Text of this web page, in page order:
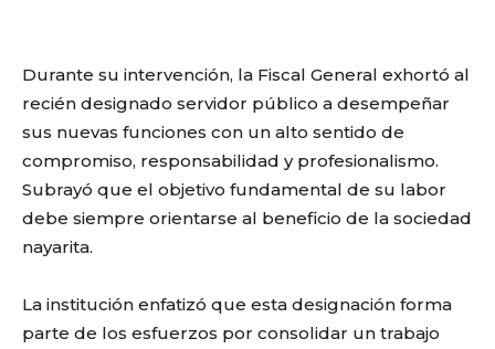
Durante su intervención, la Fiscal General exhortó al
recién designado servidor público a desempeñar
sus nuevas funciones con un alto sentido de
compromiso, responsabilidad y profesionalismo.
Subrayó que el objetivo fundamental de su labor
debe siempre orientarse al beneficio de la sociedad
nayarita.
La institución enfatizó que esta designación forma
parte de los esfuerzos por consolidar un trabajo